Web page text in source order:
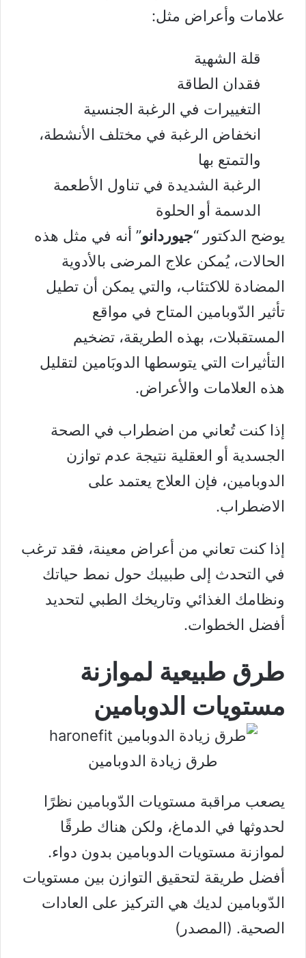
علامات وأعراض مثل:
قلة الشهية
فقدان الطاقة
التغييرات في الرغبة الجنسية
انخفاض الرغبة في مختلف الأنشطة،
والتمتع بها
الرغبة الشديدة في تناول الأطعمة
الدسمة أو الحلوة
يوضح الدكتور “جيوردانو” أنه في مثل هذه
الحالات، يُمكن علاج المرضى بالأدوية
المضادة للاكتئاب، والتي يمكن أن تطيل
تأثير الدّوبامين المتاح في مواقع
المستقبلات، بهذه الطريقة، تضخيم
التأثيرات التي يتوسطها الدوبَامين لتقليل
هذه العلامات والأعراض.
إذا كنت تُعاني من اضطراب في الصحة
الجسدية أو العقلية نتيجة عدم توازن
الدوبامين، فإن العلاج يعتمد على
الاضطراب.
إذا كنت تعاني من أعراض معينة، فقد ترغب
في التحدث إلى طبيبك حول نمط حياتك
ونظامك الغذائي وتاريخك الطبي لتحديد
أفضل الخطوات.
طرق طبيعية لموازنة
مستويات الدوبامين
طرق زيادة الدوبامين
يصعب مراقبة مستويات الدّوبامين نظرًا
لحدوثها في الدماغ، ولكن هناك طرقًا
لموازنة مستويات الدوبامين بدون دواء.
أفضل طريقة لتحقيق التوازن بين مستويات
الدّوبامين لديك هي التركيز على العادات
الصحية. (المصدر )